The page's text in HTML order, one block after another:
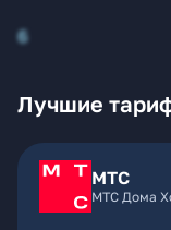
6
Лучшие
МТС
МТС Дома